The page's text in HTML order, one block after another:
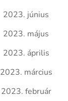
2023. június
2023. május
2023. április
2023. március
2023. február